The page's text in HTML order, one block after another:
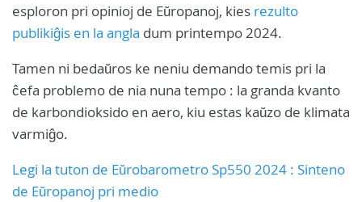
esploron pri opinioj de Eŭropanoj, kies rezulto
publikiĝis en la angla dum printempo 2024.
Tamen ni bedaŭros ke neniu demando temis pri la
ĉefa problemo de nia nuna tempo : la granda kvanto
de karbondioksido en aero, kiu estas kaŭzo de klimata
varmiĝo.
Legi la tuton de Eŭrobarometro Sp550 2024 : Sinteno
de Eŭropanoj pri medio